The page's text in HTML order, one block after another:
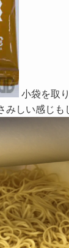
小袋を取
しい感じも